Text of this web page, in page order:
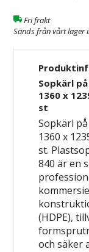
Fri frakt
Sänds från vårt lager
Sopkärl
1360 x
st
Sopkärl
1360 x
st.
840 är en
(HDPE),
och säker